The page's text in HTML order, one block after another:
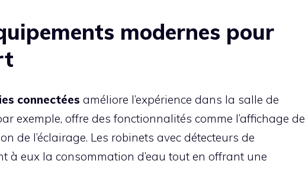
modernes pour
connectées améliore l’expérience dans la salle de
exemple, offre des fonctionnalités comme l’affichage de
de l’éclairage. Les robinets avec détecteurs de
à eux la consommation d’eau tout en offrant une